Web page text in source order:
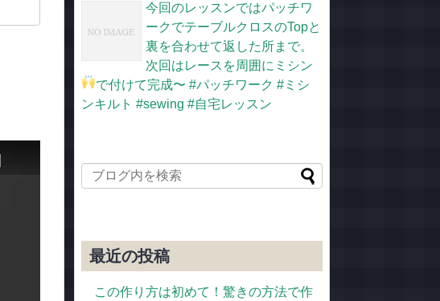
今回のレッスンではパッチワ
ークでテーブルクロスのTopと
裏を合わせて返した所まで。
次回はレースを周囲にミシン
で付けて完成〜 #パッチワーク #ミシ
ンキルト #sewing #自宅レッスン
最近の投稿
この作り方は初めて！驚きの方法で作